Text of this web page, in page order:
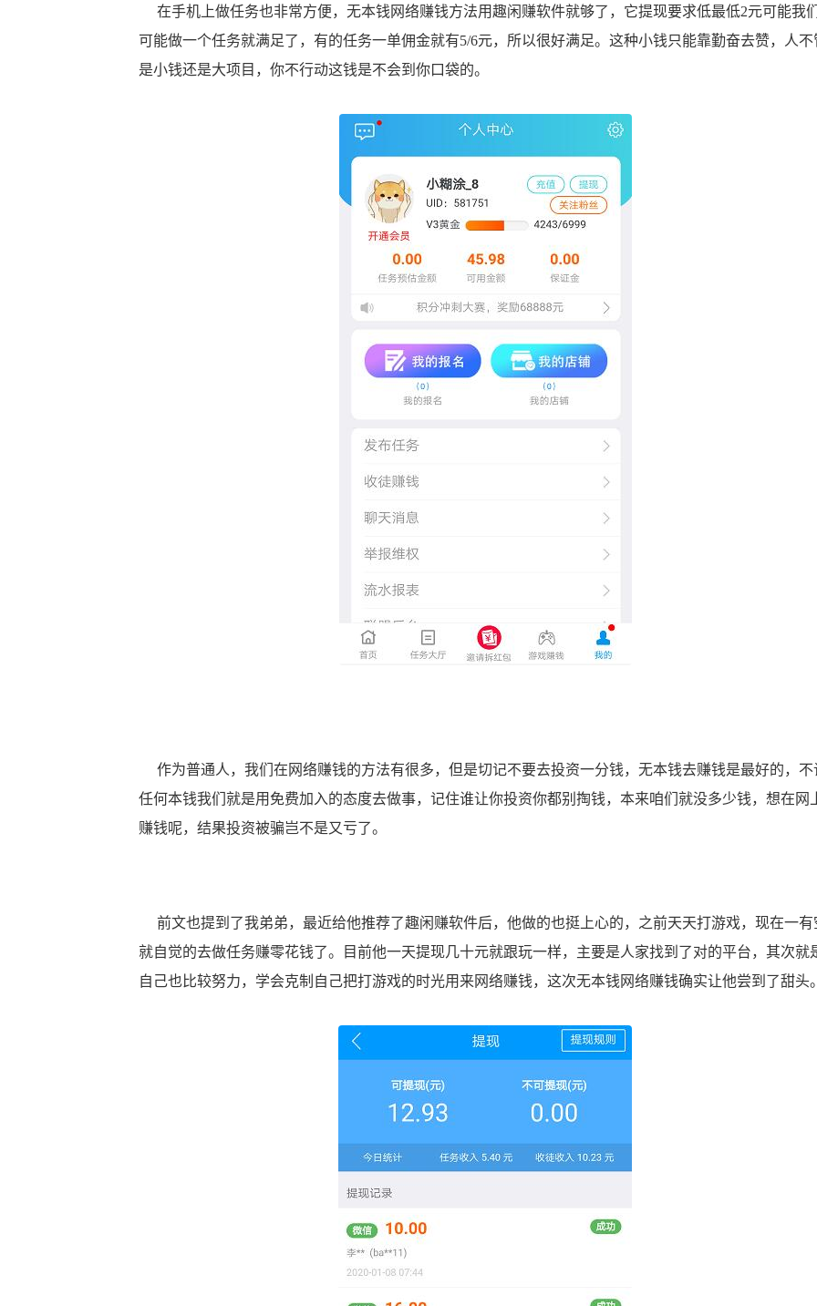
在手机上做任务也非常方便，无本钱网络赚钱方法用趣闲赚软件就够了，它提现要求低最低2元可能我
可能做一个任务就满足了，有的任务一单佣金就有5/6元，所以很好满足。这种小钱只能靠勤奋去赞，人不
是小钱还是大项目，你不行动这钱是不会到你口袋的。
作为普通人，我们在网络赚钱的方法有很多，但是切记不要去投资一分钱，无本钱去赚钱是最好的，不
任何本钱我们就是用免费加入的态度去做事，记住谁让你投资你都别掏钱，本来咱们就没多少钱，想在网
赚钱呢，结果投资被骗岂不是又亏了。
前文也提到了我弟弟，最近给他推荐了趣闲赚软件后，他做的也挺上心的，之前天天打游戏，现在一有
就自觉的去做任务赚零花钱了。目前他一天提现几十元就跟玩一样，主要是人家找到了对的平台，其次就
自己也比较努力，学会克制自己把打游戏的时光用来网络赚钱，这次无本钱网络赚钱确实让他尝到了甜头